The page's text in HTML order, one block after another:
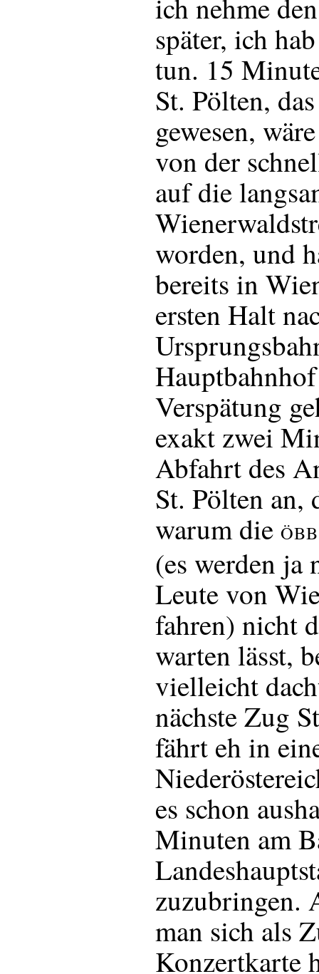
ich nehme
später, ich
tun. 15
St. Pölten,
gewesen,
von der
auf die
worden, und
bereits in
ersten Halt
Verspätung
exakt zwei
Abfahrt des
St. Pölten an,
warum die ÖBB
(es werden ja
Leute von
fahren) nicht
warten lässt,
vielleicht
nächste Zug
fährt eh in
es schon
Minuten am
zuzubringen.
man sich als
Konzertkarte